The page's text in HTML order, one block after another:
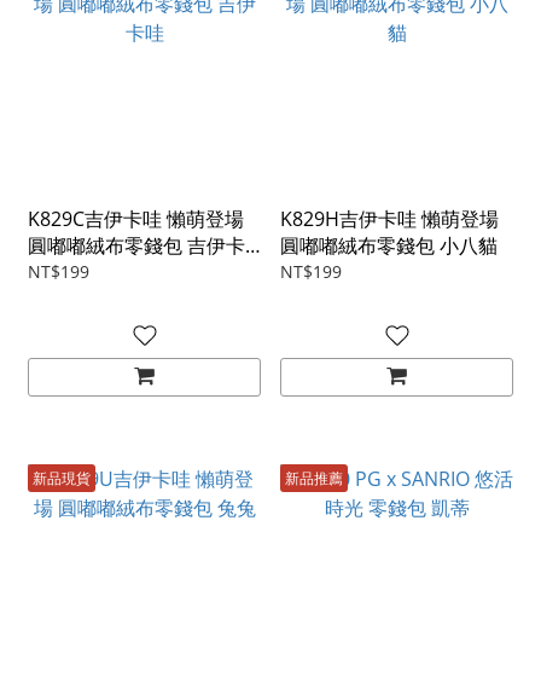
K829C吉伊卡哇 懶萌登場
圓嘟嘟絨布零錢包 吉伊卡
哇
NT$199
K829H吉伊卡哇 懶萌登場
圓嘟嘟絨布零錢包 小八貓
NT$199
新品現貨 新品推薦